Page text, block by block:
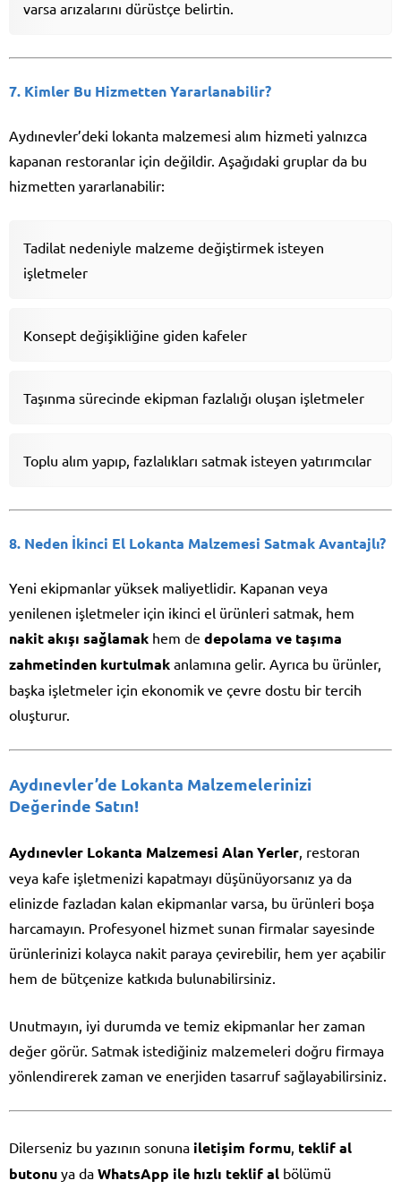
varsa arızalarını dürüstçe belirtin.
7. Kimler Bu Hizmetten Yararlanabilir?
Aydınevler’deki lokanta malzemesi alım hizmeti yalnızca
kapanan restoranlar için değildir. Aşağıdaki gruplar da bu
hizmetten yararlanabilir:
Tadilat nedeniyle malzeme değiştirmek isteyen
işletmeler
Konsept değişikliğine giden kafeler
Taşınma sürecinde ekipman fazlalığı oluşan işletmeler
Toplu alım yapıp, fazlalıkları satmak isteyen yatırımcılar
8. Neden İkinci El Lokanta Malzemesi Satmak Avantajlı?
Yeni ekipmanlar yüksek maliyetlidir. Kapanan veya
yenilenen işletmeler için ikinci el ürünleri satmak, hem
nakit akışı sağlamak hem de depolama ve taşıma
zahmetinden kurtulmak anlamına gelir. Ayrıca bu ürünler,
başka işletmeler için ekonomik ve çevre dostu bir tercih
oluşturur.
Aydınevler’de Lokanta Malzemelerinizi
Değerinde Satın!
Aydınevler Lokanta Malzemesi Alan Yerler, restoran
veya kafe işletmenizi kapatmayı düşünüyorsanız ya da
elinizde fazladan kalan ekipmanlar varsa, bu ürünleri boşa
harcamayın. Profesyonel hizmet sunan firmalar sayesinde
ürünlerinizi kolayca nakit paraya çevirebilir, hem yer açabilir
hem de bütçenize katkıda bulunabilirsiniz.
Unutmayın, iyi durumda ve temiz ekipmanlar her zaman
değer görür. Satmak istediğiniz malzemeleri doğru firmaya
yönlendirerek zaman ve enerjiden tasarruf sağlayabilirsiniz.
Dilerseniz bu yazının sonuna iletişim formu, teklif al
butonu ya da WhatsApp ile hızlı teklif al bölümü